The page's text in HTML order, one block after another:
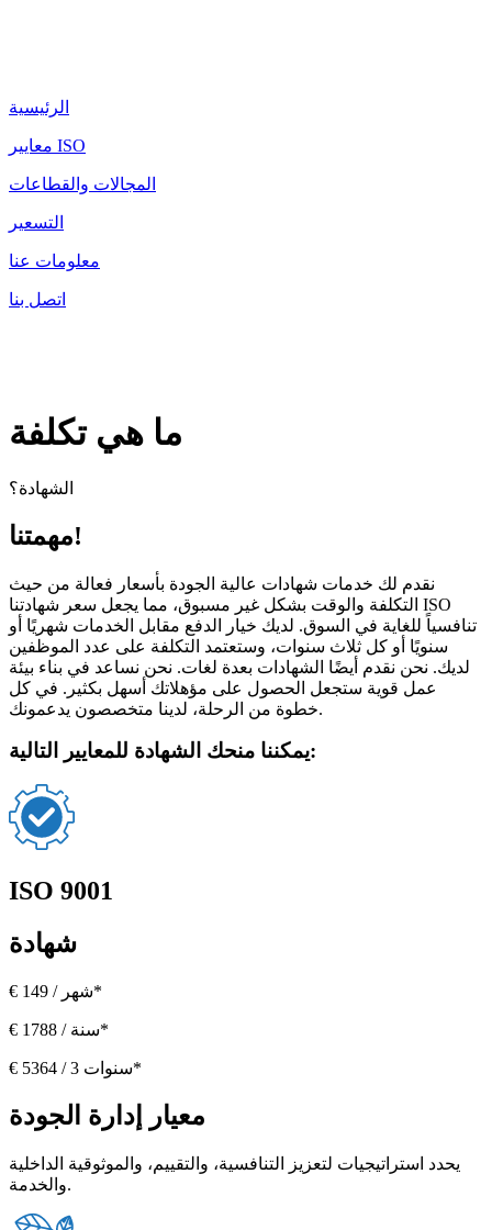
الرئيسية
معايير ISO
المجالات والقطاعات
التسعير
معلومات عنا
اتصل بنا
ما هي تكلفة
الشهادة؟
مهمتنا!
نقدم لك خدمات شهادات عالية الجودة بأسعار فعالة من حيث
التكلفة والوقت بشكل غير مسبوق، مما يجعل سعر شهادتنا ISO
تنافسياً للغاية في السوق. لديك خيار الدفع مقابل الخدمات شهريًا أو
سنويًا أو كل ثلاث سنوات، وستعتمد التكلفة على عدد الموظفين
لديك. نحن نقدم أيضًا الشهادات بعدة لغات. نحن نساعد في بناء بيئة
عمل قوية ستجعل الحصول على مؤهلاتك أسهل بكثير. في كل
خطوة من الرحلة، لدينا متخصصون يدعمونك.
يمكننا منحك الشهادة للمعايير التالية:
ISO 9001
شهادة
€ 149 / شهر*
€ 1788 / سنة*
€ 5364 / 3 سنوات*
معيار إدارة الجودة
يحدد استراتيجيات لتعزيز التنافسية، والتقييم، والموثوقية الداخلية
والخدمة.